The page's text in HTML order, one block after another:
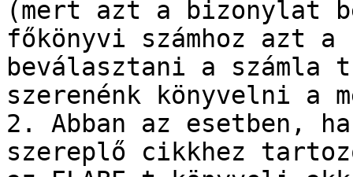
(mert azt a bizonylat
főkönyvi számhoz azt
beválasztani a számla
szerenénk könyvelni a
2. Abban az esetben,
szereplő cikkhez